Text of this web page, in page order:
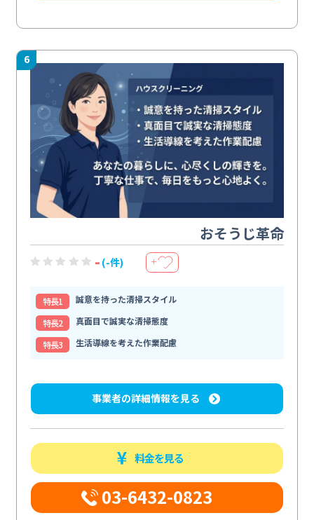
6
おそうじ革命
- (-件) ＋
特⻑1
誠意を持った清掃スタイル
特⻑2
真面目で誠実な清掃態度
特⻑3
生活導線を考えた作業配慮
事業者の詳細情報を見る
料金を見る
03-6432-0823